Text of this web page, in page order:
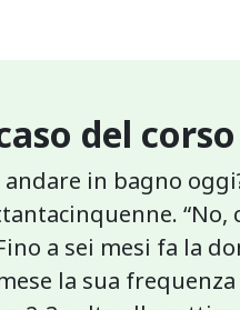
del corso
in bagno
a sei mesi fa la
la sua